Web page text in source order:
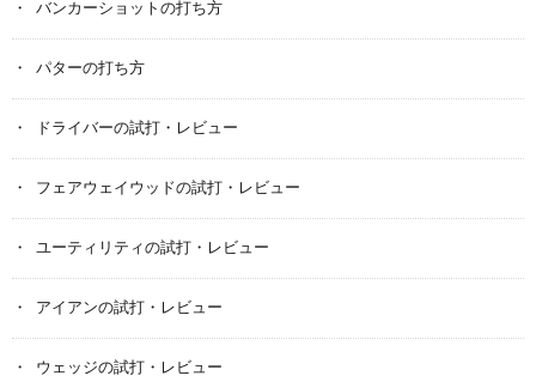
バンカーショットの打ち方
パターの打ち方
ドライバーの試打・レビュー
フェアウェイウッドの試打・レビュー
ユーティリティの試打・レビュー
アイアンの試打・レビュー
ウェッジの試打・レビュー